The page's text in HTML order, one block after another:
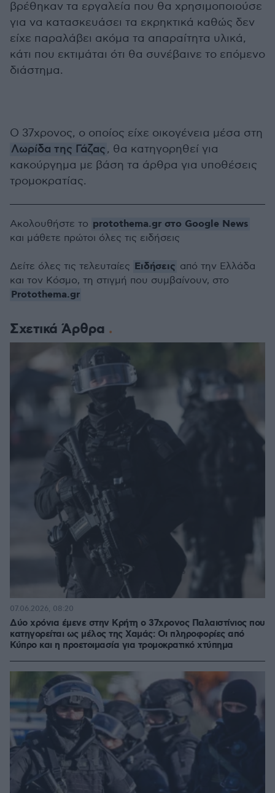
βρέθηκαν τα εργαλεία που θα χρησιμοποιούσε
για να κατασκευάσει τα εκρηκτικά καθώς δεν
είχε παραλάβει ακόμα τα απαραίτητα υλικά,
κάτι που εκτιμάται ότι θα συνέβαινε το επόμενο
διάστημα.
Ο 37χρονος, ο οποίος είχε οικογένεια μέσα στη
Λωρίδα της Γάζας, θα κατηγορηθεί για
κακούργημα με βάση τα άρθρα για υποθέσεις
τρομοκρατίας.
Σχετικά Άρθρα
Δύο χρόνια έμενε στην Κρήτη ο 37χρονος Παλαιστίνιος που
κατηγορείται ως μέλος της Χαμάς: Οι πληροφορίες από
Κύπρο και η προετοιμασία για τρομοκρατικό χτύπημα
07.06.2026, 08:20
Ακολουθήστε το protothema.gr στο Google News
και μάθετε πρώτοι όλες τις ειδήσεις
Δείτε όλες τις τελευταίες Ειδήσεις από την Ελλάδα
και τον Κόσμο, τη στιγμή που συμβαίνουν, στο
Protothema.gr